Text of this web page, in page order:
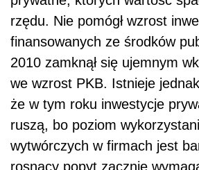
rzędu. Nie pomógł wzrost
finansowanych ze środków
2010 zamknął się ujemnym
we wzrost PKB. Istnieje
że w tym roku inwestycje
ruszą, bo poziom
wytwórczych w firmach jest
rosnący popyt zacznie